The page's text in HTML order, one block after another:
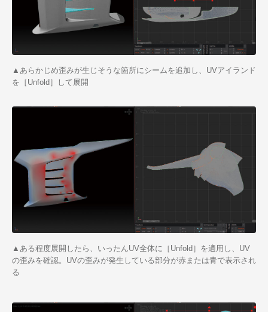
▲あらかじめ歪みが生じそうな箇所にシームを追加し、UVアイランド
を［Unfold］して展開
▲ある程度展開したら、いったんUV全体に［Unfold］を適用し、UV
の歪みを確認。UVの歪みが発生している部分が赤または青で表示され
る